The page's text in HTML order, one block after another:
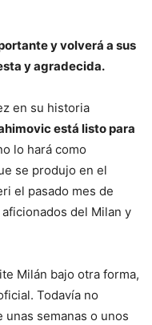
y volverá a sus
y agradecida.
en su historia
está listo para
lo hará como
se produjo en el
el pasado mes de
del Milan y
Milán bajo otra forma,
Todavía no
semanas o unos